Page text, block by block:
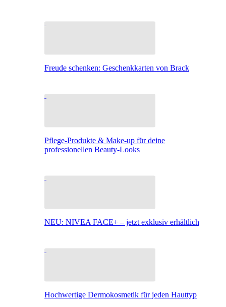
Freude schenken: Geschenkkarten von Brack
Pflege-Produkte & Make-up für deine
professionellen Beauty-Looks
NEU: NIVEA FACE+ – jetzt exklusiv erhältlich
Hochwertige Dermokosmetik für jeden Hauttyp